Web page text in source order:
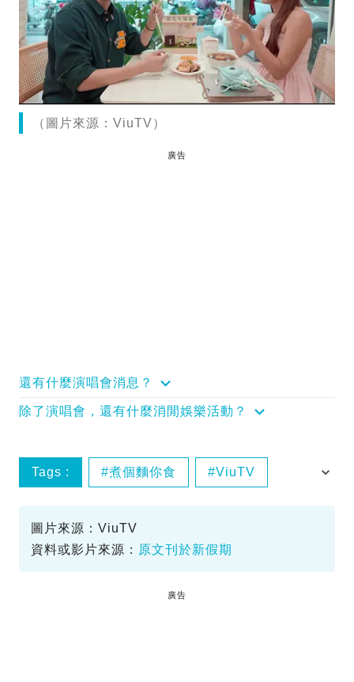
（圖片來源：ViuTV）
廣告
還有什麼演唱會消息？
除了演唱會，還有什麼消閒娛樂活動？
Tags : 煮個麵你食 ViuTV
圖片來源：ViuTV
資料或影片來源： 原文刊於新假期
廣告